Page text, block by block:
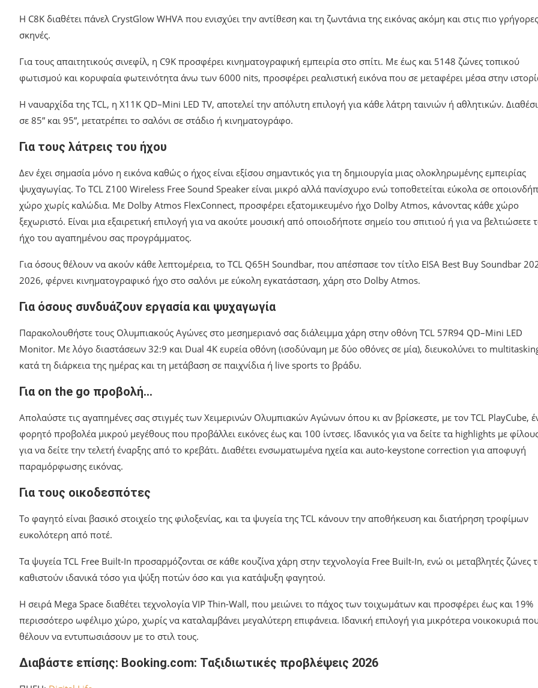
Η C8K διαθέτει πάνελ CrystGlow WHVA που ενισχύει την αντίθεση και τη ζωντάνια της εικόνας ακόμη και στις πιο γρήγορες
σκηνές.
Για τους απαιτητικούς σινεφίλ, η C9K προσφέρει κινηματογραφική εμπειρία στο σπίτι. Με έως και 5148 ζώνες τοπικού
φωτισμού και κορυφαία φωτεινότητα άνω των 6000 nits, προσφέρει ρεαλιστική εικόνα που σε μεταφέρει μέσα στην
Η ναυαρχίδα της TCL, η X11K QD–Mini LED TV, αποτελεί την απόλυτη επιλογή για κάθε λάτρη ταινιών ή αθλητικών.
σε 85” και 95”, μετατρέπει το σαλόνι σε στάδιο ή κινηματογράφο.
Για τους λάτρεις του ήχου
Δεν έχει σημασία μόνο η εικόνα καθώς ο ήχος είναι εξίσου σημαντικός για τη δημιουργία μιας ολοκληρωμένης εμπειρίας
ψυχαγωγίας. Το TCL Z100 Wireless Free Sound Speaker είναι μικρό αλλά πανίσχυρο ενώ τοποθετείται εύκολα σε
χώρο χωρίς καλώδια. Με Dolby Atmos FlexConnect, προσφέρει εξατομικευμένο ήχο Dolby Atmos, κάνοντας κάθε χώρο
ξεχωριστό. Είναι μια εξαιρετική επιλογή για να ακούτε μουσική από οποιοδήποτε σημείο του σπιτιού ή για να βελτιώσετε
ήχο του αγαπημένου σας προγράμματος.
Για όσους θέλουν να ακούν κάθε λεπτομέρεια, το TCL Q65H Soundbar, που απέσπασε τον τίτλο EISA Best Buy Soundbar
2026, φέρνει κινηματογραφικό ήχο στο σαλόνι με εύκολη εγκατάσταση, χάρη στο Dolby Atmos.
Για όσους συνδυάζουν εργασία και ψυχαγωγία
Παρακολουθήστε τους Ολυμπιακούς Αγώνες στο μεσημεριανό σας διάλειμμα χάρη στην οθόνη TCL 57R94 QD–Mini LED
Monitor. Με λόγο διαστάσεων 32:9 και Dual 4K ευρεία οθόνη (ισοδύναμη με δύο οθόνες σε μία), διευκολύνει το
κατά τη διάρκεια της ημέρας και τη μετάβαση σε παιχνίδια ή live sports το βράδυ.
Για on the go προβολή…
Απολαύστε τις αγαπημένες σας στιγμές των Χειμερινών Ολυμπιακών Αγώνων όπου κι αν βρίσκεστε, με τον TCL PlayCube,
φορητό προβολέα μικρού μεγέθους που προβάλλει εικόνες έως και 100 ίντσες. Ιδανικός για να δείτε τα highlights με
για να δείτε την τελετή έναρξης από το κρεβάτι. Διαθέτει ενσωματωμένα ηχεία και auto-keystone correction για αποφυγή
παραμόρφωσης εικόνας.
Για τους οικοδεσπότες
Το φαγητό είναι βασικό στοιχείο της φιλοξενίας, και τα ψυγεία της TCL κάνουν την αποθήκευση και διατήρηση τροφίμων
ευκολότερη από ποτέ.
Τα ψυγεία TCL Free Built-In προσαρμόζονται σε κάθε κουζίνα χάρη στην τεχνολογία Free Built-In, ενώ οι μεταβλητές ζώνες
καθιστούν ιδανικά τόσο για ψύξη ποτών όσο και για κατάψυξη φαγητού.
Η σειρά Mega Space διαθέτει τεχνολογία VIP Thin-Wall, που μειώνει το πάχος των τοιχωμάτων και προσφέρει έως και 19%
περισσότερο ωφέλιμο χώρο, χωρίς να καταλαμβάνει μεγαλύτερη επιφάνεια. Ιδανική επιλογή για μικρότερα νοικοκυριά
θέλουν να εντυπωσιάσουν με το στιλ τους.
Διαβάστε επίσης: Booking.com: Ταξιδιωτικές προβλέψεις 2026